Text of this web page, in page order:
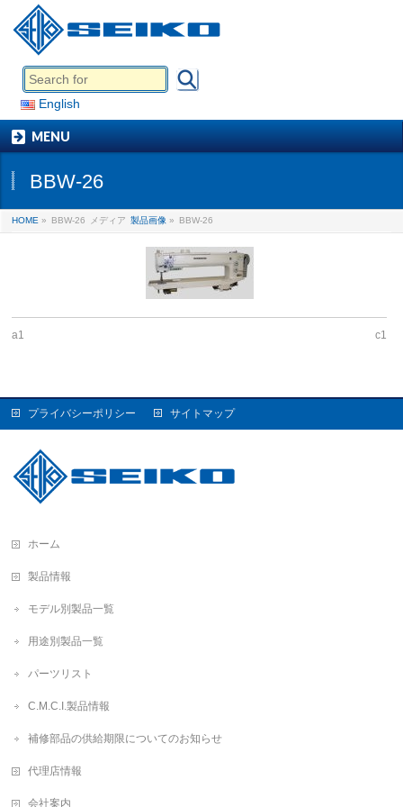
English
MENU
BBW-26
HOME » BBW-26 メディア 製品画像 » BBW-26
a1 c1
プライバシーポリシー サイトマップ
ホーム
製品情報
モデル別製品一覧
用途別製品一覧
パーツリスト
C.M.C.I.製品情報
補修部品の供給期限についてのお知らせ
代理店情報
会社案内